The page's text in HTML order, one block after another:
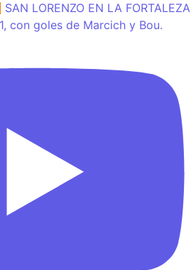
LORENZO EN LA FORTALEZA
con goles de Marcich y Bou.